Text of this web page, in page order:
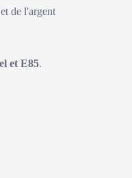
et de l'argent
et E85.